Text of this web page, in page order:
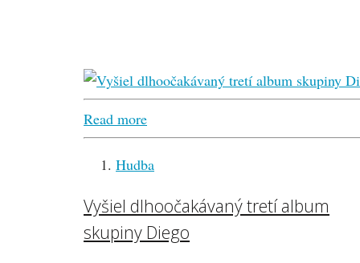
Read more
Hudba
Vyšiel dlhoočakávaný tretí album
skupiny Diego